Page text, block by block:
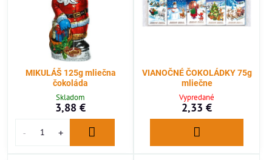
MIKULÁŠ 125g mliečna
čokoláda
Skladom
3,88 €
VIANOČNÉ ČOKOLÁDKY 75g
mliečne
Vypredané
2,33 €